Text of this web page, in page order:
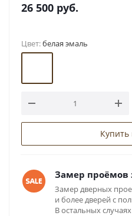
26 500 руб.
Цвет:белая эмаль
Купить
Замер проёмов
Замер дверных
и более дверей с
В остальных случаях